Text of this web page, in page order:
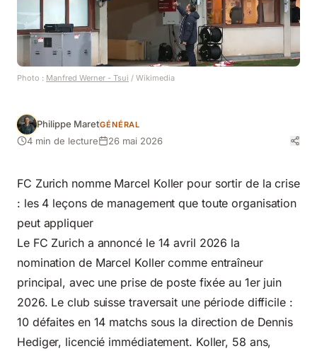
Photo : Manfred Werner - Tsui / Wikimedia
Philippe MaretGÉNÉRAL
4 min de lecture 26 mai 2026
FC Zurich nomme Marcel Koller pour sortir de la crise
: les 4 leçons de management que toute organisation
peut appliquer
Le FC Zurich a annoncé le 14 avril 2026 la
nomination de Marcel Koller comme entraîneur
principal, avec une prise de poste fixée au 1er juin
2026. Le club suisse traversait une période difficile :
10 défaites en 14 matchs sous la direction de Dennis
Hediger, licencié immédiatement. Koller, 58 ans,